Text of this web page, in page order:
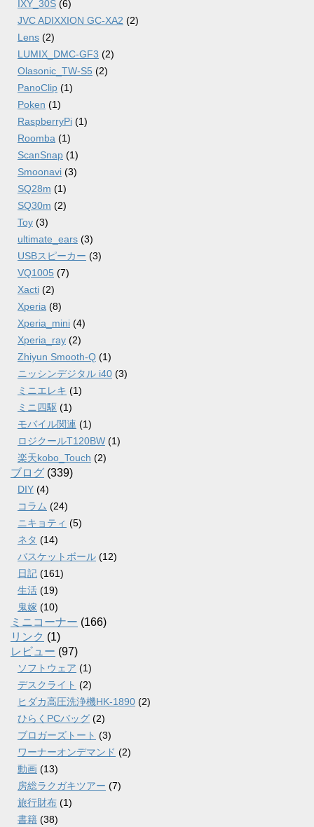
IXY_30S (6)
JVC ADIXXION GC-XA2 (2)
Lens (2)
LUMIX_DMC-GF3 (2)
Olasonic_TW-S5 (2)
PanoClip (1)
Poken (1)
RaspberryPi (1)
Roomba (1)
ScanSnap (1)
Smoonavi (3)
SQ28m (1)
SQ30m (2)
Toy (3)
ultimate_ears (3)
USBスピーカー (3)
VQ1005 (7)
Xacti (2)
Xperia (8)
Xperia_mini (4)
Xperia_ray (2)
Zhiyun Smooth-Q (1)
ニッシンデジタル i40 (3)
ミニエレキ (1)
ミニ四駆 (1)
モバイル関連 (1)
ロジクールT120BW (1)
楽天kobo_Touch (2)
ブログ (339)
DIY (4)
コラム (24)
ニキョティ (5)
ネタ (14)
バスケットボール (12)
日記 (161)
生活 (19)
鬼嫁 (10)
ミニコーナー (166)
リンク (1)
レビュー (97)
ソフトウェア (1)
デスクライト (2)
ヒダカ高圧洗浄機HK-1890 (2)
ひらくPCバッグ (2)
ブロガーズトート (3)
ワーナーオンデマンド (2)
動画 (13)
房総ラクガキツアー (7)
旅行財布 (1)
書籍 (38)